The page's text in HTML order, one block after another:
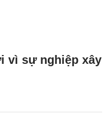
vì sự nghiệp xây